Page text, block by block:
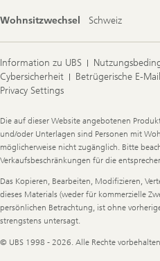
Wohnsitzwechsel Schweiz
Information zu UBS
Cybersicherheit
Betrügerische E-
Privacy Settings
Legal
Information
Die auf dieser Website angebotenen
und/oder Unterlagen sind Personen mit
möglicherweise nicht zugänglich. Bitte
Verkaufsbeschränkungen für die
Das Kopieren, Bearbeiten, Modifizieren,
dieses Materials (weder für kommerzielle
persönlichen Betrachtung, ist ohne
strengstens untersagt.
© UBS 1998 - 2026. Alle Rechte vorbehalten.